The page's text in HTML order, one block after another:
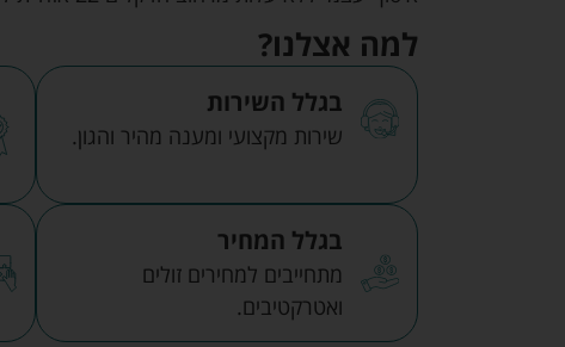
למה אצלנו?
בגלל השירות
שירות מקצועי ומענה מהיר והגון.
בגלל המחיר
מתחייבים למחירים זולים
ואטרקטיבים.